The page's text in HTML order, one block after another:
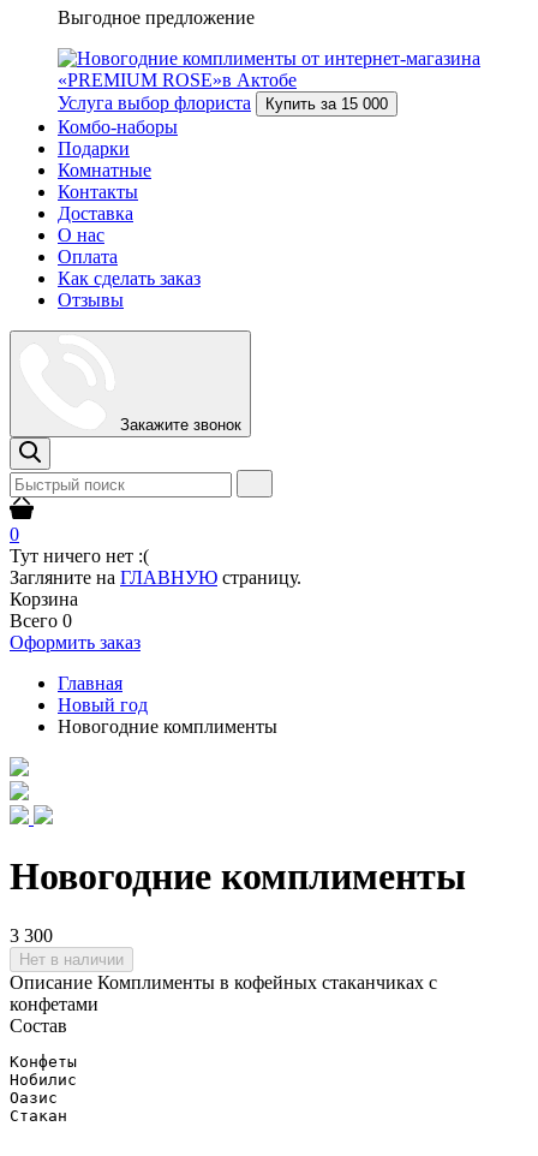
Выгодное предложение
Услуга выбор флориста Купить за 15 000
Комбо-наборы
Подарки
Комнатные
Контакты
Доставка
О нас
Оплата
Как сделать заказ
Отзывы
Закажите звонок
0
Тут ничего нет :(
Загляните на ГЛАВНУЮ страницу.
Корзина
Всего 0
Оформить заказ
Главная
Новый год
Новогодние комплименты
Новогодние комплименты
3 300
Нет в наличии
Описание Комплименты в кофейных стаканчиках с
конфетами
Состав
Конфеты
Нобилис
Оазис
Стакан